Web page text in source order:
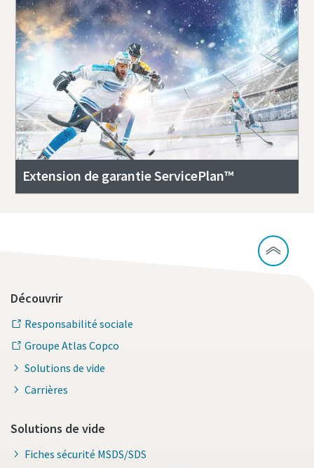
Extension de garantie ServicePlan™
Découvrir
Responsabilité sociale
Groupe Atlas Copco
Solutions de vide
Carrières
Solutions de vide
Fiches sécurité MSDS/SDS